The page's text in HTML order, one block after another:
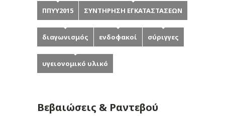
ΠΠΥΥ2015 ΣΥΝΤΗΡΗΣΗ ΕΓΚΑΤΑΣΤΑΣΕΩΝ
διαγωνισμός ενδοφακοί σύριγγες
υγειονομικό υλικό
Βεβαιώσεις & Ραντεβού